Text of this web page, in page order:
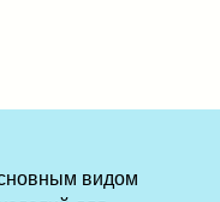
видом